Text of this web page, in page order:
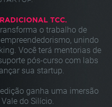
TCC.
o trabalho de
unindo
Você terá mentorias de
pós-curso com labs
sua startup.
ganha uma imersão
do Silício.